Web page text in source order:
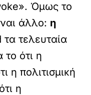
Όμως το
άλλο: η
τελευταία
το ότι η
η πολιτισμική
η